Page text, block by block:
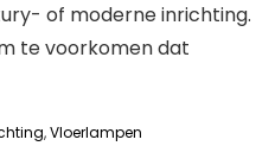
of moderne inrichting.
te voorkomen dat
,Vloerlampen